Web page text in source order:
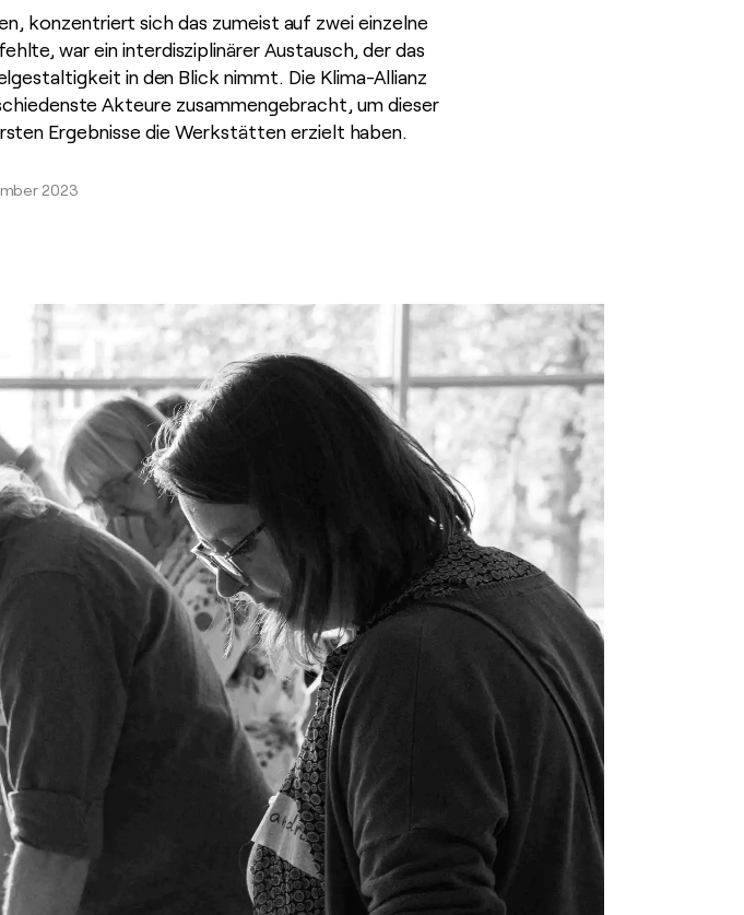
konzentriert sich das zumeist auf zwei einzelne
war ein interdisziplinärer Austausch, der das
in den Blick nimmt. Die Klima-Allianz
Akteure zusammengebracht, um dieser
Ergebnisse die Werkstätten erzielt haben.
2023